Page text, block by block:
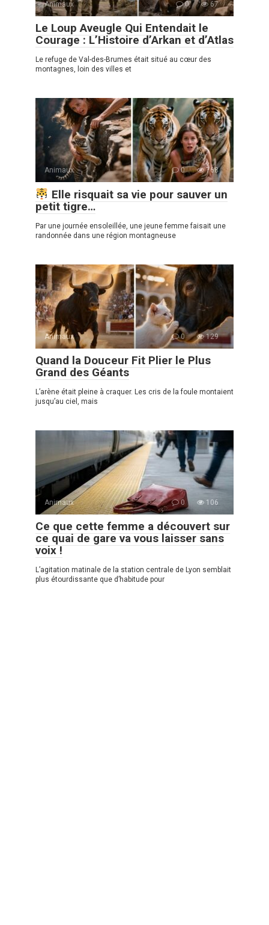
Animaux 0 67
Le Loup Aveugle Qui Entendait le
Courage : L’Histoire d’Arkan et d’Atlas
Le refuge de Val-des-Brumes était situé au cœur des
montagnes, loin des villes et
Animaux 0 768
Elle risquait sa vie pour sauver un
petit tigre…
Par une journée ensoleillée, une jeune femme faisait une
randonnée dans une région montagneuse
Animaux 0 129
Quand la Douceur Fit Plier le Plus
Grand des Géants
L’arène était pleine à craquer. Les cris de la foule montaient
jusqu’au ciel, mais
Animaux 0 106
Ce que cette femme a découvert sur
ce quai de gare va vous laisser sans
voix !
L’agitation matinale de la station centrale de Lyon semblait
plus étourdissante que d’habitude pour